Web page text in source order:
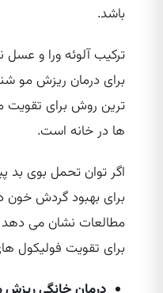
باشد.
ترکیب آلوئه ورا و عسل
برای درمان ریزش مو
ترین روش برای تقویت
ها در خانه است.
اگر توان تحمل بوی بد
برای بهبود گردش خون
مطالعات نشان می‌ دهد
برای تقویت فولیکول‌